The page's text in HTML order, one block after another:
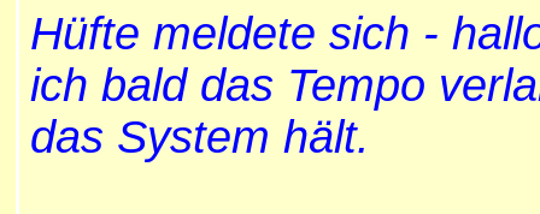
Hüfte meldete sich -
ich bald das Tempo
das System hält.